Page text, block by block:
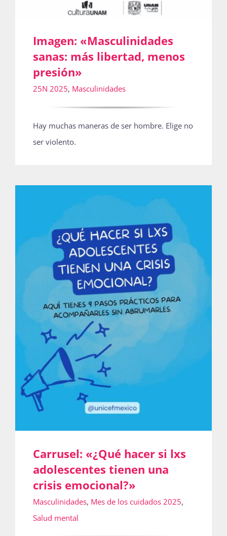
Imagen: «Masculinidades
sanas: más libertad, menos
presión»
25N 2025, Masculinidades
Hay muchas maneras de ser hombre. Elige no
ser violento.
Carrusel: «¿Qué hacer si lxs
adolescentes tienen una
crisis emocional?»
Masculinidades, Mes de los cuidados 2025,
Salud mental